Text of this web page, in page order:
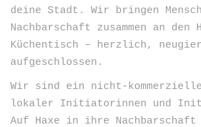
ANMELDEN
deine Stadt. Wir bringen
Nachbarschaft zusammen an den
Küchentisch – herzlich,
aufgeschlossen.
Wir sind ein nicht-
lokaler Initiatorinnen und
Auf Haxe in ihre Nachbarschaft